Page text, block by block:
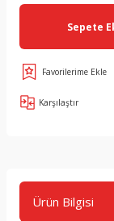
Sepete
Karşılaştır
Ürün Bilgisi